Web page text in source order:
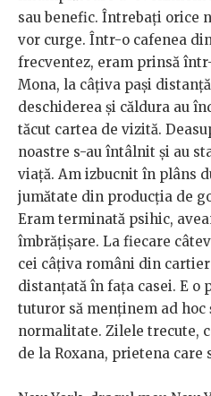
sau benefic. Întrebați orice
vor curge. Într-o cafenea
frecventez, eram prinsă
Mona, la câțiva pași
deschiderea și căldura au
tăcut cartea de vizită.
noastre s-au întâlnit și au
viață. Am izbucnit în plâns
jumătate din producția de
Eram terminată psihic,
îmbrățișare. La fiecare
cei câțiva români din
distanțată în fața casei. E o
tuturor să menținem ad hoc
normalitate. Zilele trecute,
de la Roxana, prietena care